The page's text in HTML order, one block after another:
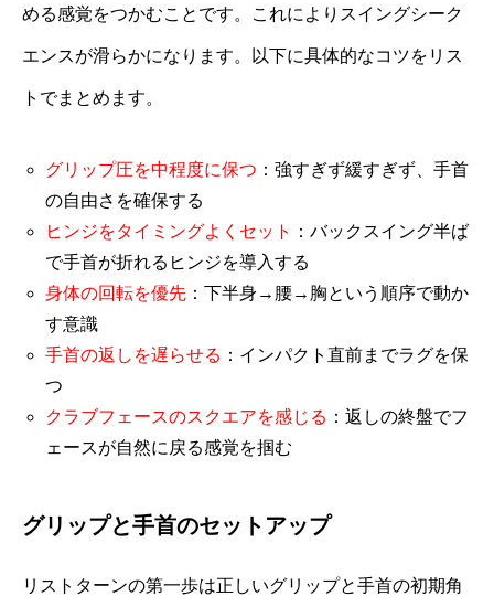
める感覚をつかむことです。これによりスイングシーク
エンスが滑らかになります。以下に具体的なコツをリス
トでまとめます。
グリップ圧を中程度に保つ ：強すぎず緩すぎず、手首
の自由さを確保する
ヒンジをタイミングよくセット
：バックスイング半ば
で手首が折れるヒンジを導入する
身体の回転を優先：下半身→腰→胸という順序で動か
す意識
手首の返しを遅らせる ：インパクト直前までラグを保
つ
クラブフェースのスクエアを感じる ：返しの終盤でフ
ェースが自然に戻る感覚を掴む
グリップと手首のセットアップ
リストターンの第一歩は正しいグリップと手首の初期角